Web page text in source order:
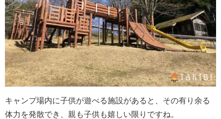
キャンプ場内に子供が遊べる施設があると、その有り余る
体力を発散でき、親も子供も嬉しい限りですね。